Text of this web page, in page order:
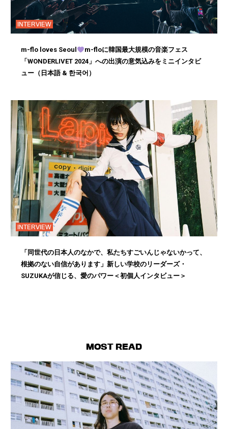
INTERVIEW
m-flo loves Seoul
m-floに韓国最大規模の音楽フェス
「WONDERLIVET 2024」への出演の意気込みをミニインタビ
ュー（日本語 & 한국어）
INTERVIEW
「同世代の日本人のなかで、私たちすごいんじゃないかって、
根拠のない自信があります」新しい学校のリーダーズ・
SUZUKAが信じる、愛のパワー＜初個人インタビュー＞
MOST READ